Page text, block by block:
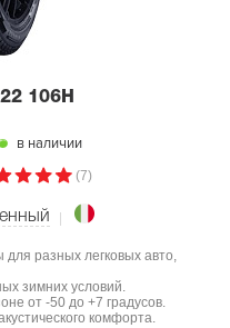
106H
в наличии
(7)
разных легковых авто,
зимних условий.
от -50 до +7 градусов.
комфорта.